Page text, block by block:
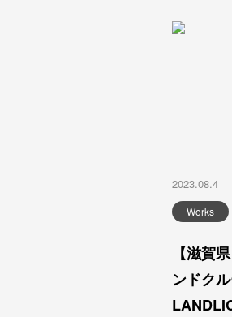
2023.08.4
Works
【滋賀
ンドク